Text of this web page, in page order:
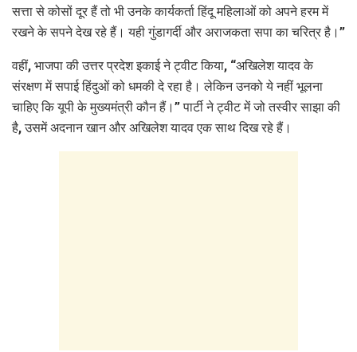
सत्ता से कोसों दूर हैं तो भी उनके कार्यकर्ता हिंदू महिलाओं को अपने हरम में
रखने के सपने देख रहे हैं। यही गुंडागर्दी और अराजकता सपा का चरित्र है।”
वहीं, भाजपा की उत्तर प्रदेश इकाई ने ट्वीट किया, “अखिलेश यादव के
संरक्षण में सपाई हिंदुओं को धमकी दे रहा है। लेकिन उनको ये नहीं भूलना
चाहिए कि यूपी के मुख्यमंत्री कौन हैं।” पार्टी ने ट्वीट में जो तस्वीर साझा की
है, उसमें अदनान खान और अखिलेश यादव एक साथ दिख रहे हैं।